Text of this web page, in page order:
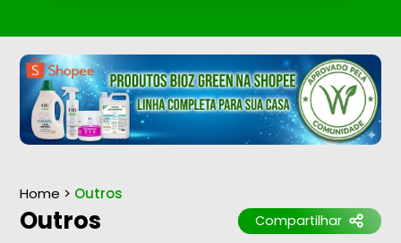
Home > Outros
Outros Compartilhar